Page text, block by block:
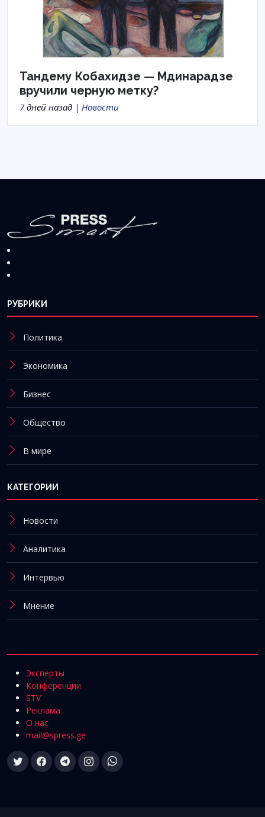
Тандему Кобахидзе — Мдинарадзе
вручили черную метку?
7 дней назад | Новости
РУБРИКИ
Политика
Экономика
Бизнес
Общество
В мире
КАТЕГОРИИ
Новости
Аналитика
Интервью
Мнение
Эксперты
Конференции
STV
Реклама
О нас
mail@spress.ge